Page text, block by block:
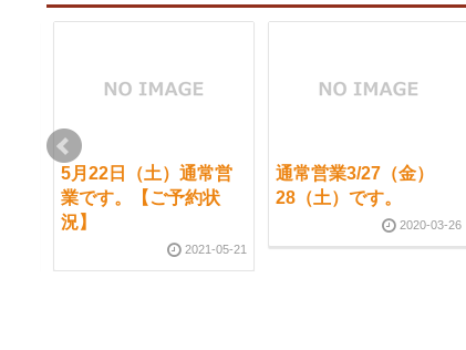
5月22日（土）通常営
業です。【ご予約状
況】
2021-05-21
通常営業3/27（金）
28（土）です。
2020-03-26